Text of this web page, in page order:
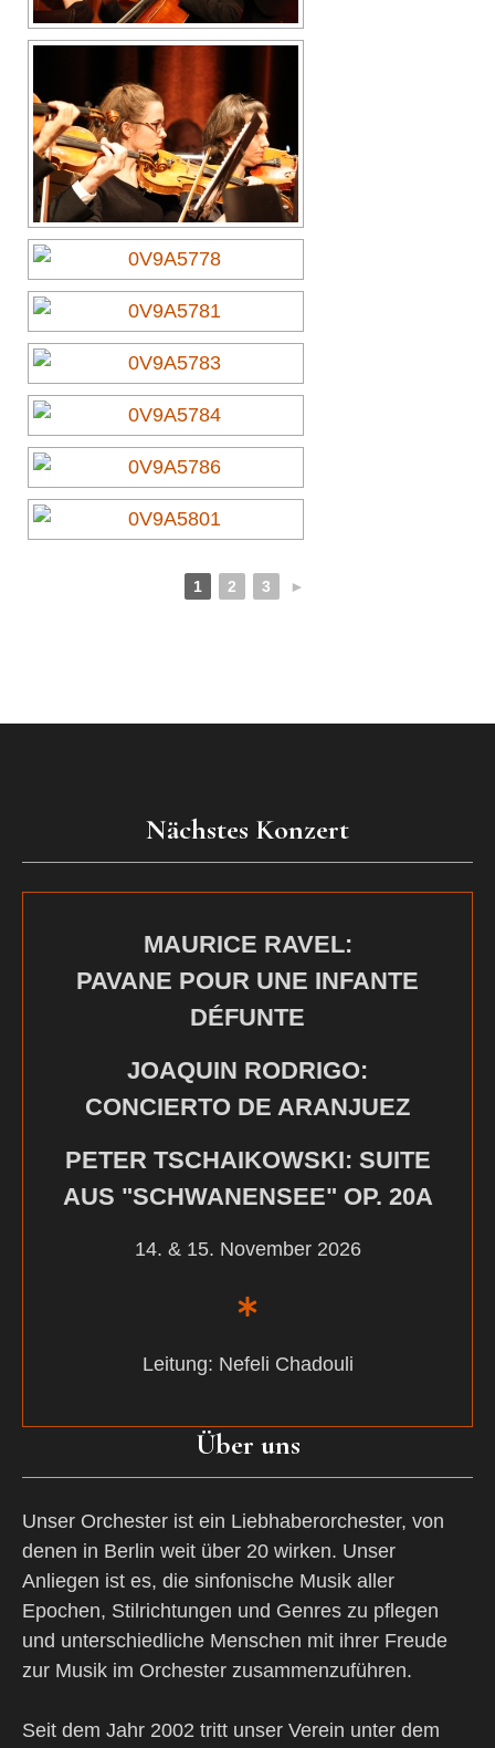
1 2 3 ►
Über uns
Unser Orchester ist ein Liebhaberorchester, von
denen in Berlin weit über 20 wirken. Unser
Anliegen ist es, die sinfonische Musik aller
Epochen, Stilrichtungen und Genres zu pflegen
und unterschiedliche Menschen mit ihrer Freude
zur Musik im Orchester zusammenzuführen.
Seit dem Jahr 2002 tritt unser Verein unter dem
Nächstes Konzert
MAURICE RAVEL:
PAVANE POUR UNE INFANTE
DÉFUNTE
JOAQUIN RODRIGO:
CONCIERTO DE ARANJUEZ
PETER TSCHAIKOWSKI: SUITE
AUS "SCHWANENSEE" OP. 20A
14. & 15. November 2026
Leitung: Nefeli Chadouli